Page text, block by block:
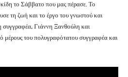
το Σάββατο που μας πέρασε. Το
τη ζωή και το έργο του γνωστού και
συγγραφέα, Γιάννη Ξανθούλη και
μέρους του πολυγραφότατου συγγραφέα και